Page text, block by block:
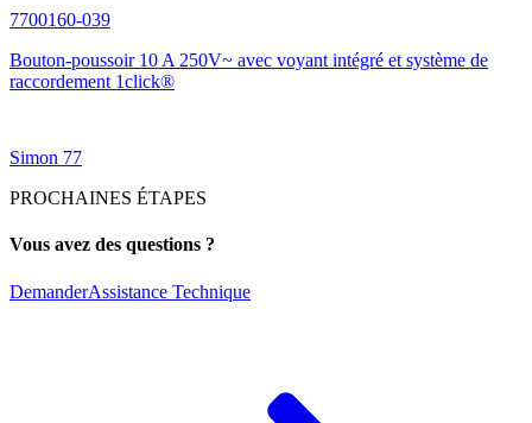
7700160-039
Bouton-poussoir 10 A 250V~ avec voyant intégré et système de
raccordement 1click®
Simon 77
PROCHAINES ÉTAPES
Vous avez des questions ?
DemanderAssistance Technique